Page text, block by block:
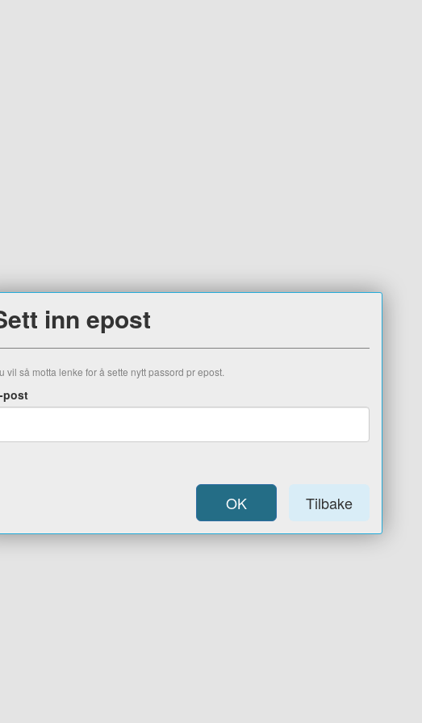
inn epost
vil så motta lenke for å sette nytt passord pr epost.
post
OK Tilbake